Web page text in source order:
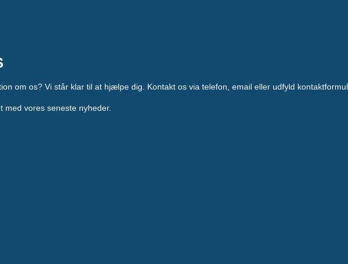
om os? Vi står klar til at hjælpe dig. Kontakt os via telefon, email eller udfyld
med vores seneste nyheder.